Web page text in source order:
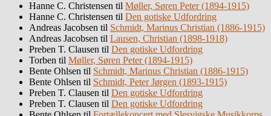
Hanne C. Christensen til Møller, Søren Peter (1894-1915)
Hanne C. Christensen til Den gotiske Udfordring
Andreas Jacobsen til Schmidt, Marinus Christian (1886-1915)
Andreas Jacobsen til Lausen, Christian (1898-1918)
Preben T. Clausen til Den gotiske Udfordring
Torben til Møller, Søren Peter (1894-1915)
Bente Ohlsen til Schmidt, Marinus Christian (1886-1915)
Bente Ohlsen til Schmidt, Peter Jørgen (1893-1915)
Preben T. Clausen til Den gotiske Udfordring
Preben T. Clausen til Den gotiske Udfordring